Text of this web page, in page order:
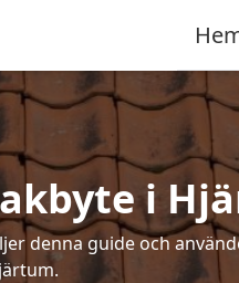
i
denna guide och